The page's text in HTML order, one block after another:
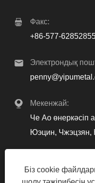
Факс:
+86-577-
Электрондық
Мекенжай:
Че Ао өнеркәсіп
Юэцин, Чжэцзян,
Біз cookie